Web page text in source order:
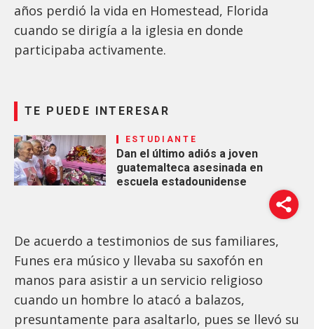
años perdió la vida en Homestead, Florida
cuando se dirigía a la iglesia en donde
participaba activamente.
TE PUEDE INTERESAR
ESTUDIANTE
Dan el último adiós a joven
guatemalteca asesinada en
escuela estadounidense
De acuerdo a testimonios de sus familiares,
Funes era músico y llevaba su saxofón en
manos para asistir a un servicio religioso
cuando un hombre lo atacó a balazos,
presuntamente para asaltarlo, pues se llevó su